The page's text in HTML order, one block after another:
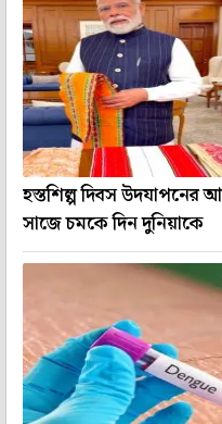
হস্তশিল্প দিবস উদযাপনের
সাজে চমকে দিন দুনিয়াকে